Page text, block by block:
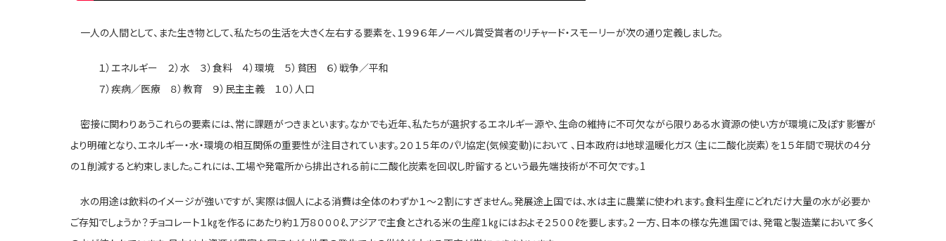
一人の人間として、また生き物として、私たちの生活を大きく左右する要素を、１９９６年ノーベル賞受賞者のリチャード・スモーリーが次の通り定義しました。
１）エネルギー ２）水 ３）食料 ４）環境 ５）貧困 ６）戦争／平和
７）疾病／医療 ８）教育 ９）民主主義 １０）人口
密接に関わりあうこれらの要素には、常に課題がつきまといます。なかでも近年、私たちが選択するエネルギー源や、生命の維持に不可欠ながら限りある水資源の使い方が環境に及ぼす影響が
より明確となり、エネルギー・水・環境の相互関係の重要性が注目されています。２０１５年のパリ協定(気候変動)において 、日本政府は地球温暖化ガス（主に二酸化炭素）を１５年間で現状の４分
の１削減すると約束しました。これには、工場や発電所から排出される前に二酸化炭素を回収し貯留するという最先端技術が不可欠です。1
水の用途は飲料のイメージが強いですが、実際は個人による消費は全体のわずか１〜２割にすぎません。発展途上国では、水は主に農業に使われます。食料生産にどれだけ大量の水が必要か
ご存知でしょうか？チョコレート１㎏を作るにあたり約１万８０００ℓ、アジアで主食とされる米の生産１㎏にはおよそ２５００ℓを要します。2 一方、日本の様な先進国では、発電と製造業において多く